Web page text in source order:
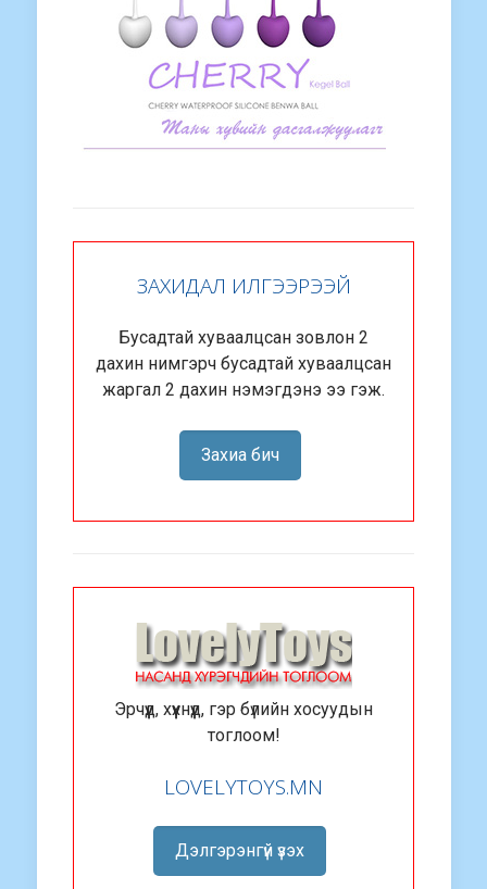
ЗАХИДАЛ ИЛГЭЭРЭЭЙ
Бусадтай хуваалцсан зовлон 2
дахин нимгэрч бусадтай хуваалцсан
жаргал 2 дахин нэмэгдэнэ ээ гэж.
Захиа бич
Эрчүүд, хүүхнүүд, гэр бүлийн хосуудын
тоглоом!
LOVELYTOYS.MN
Дэлгэрэнгүй үзэх